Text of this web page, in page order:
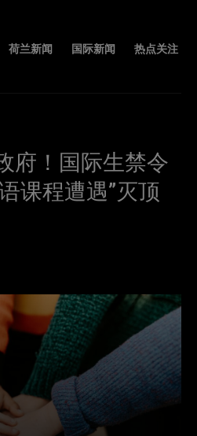
荷兰新闻 国际新闻 热点关注
府！国际生禁令
课程遭遇”灭顶